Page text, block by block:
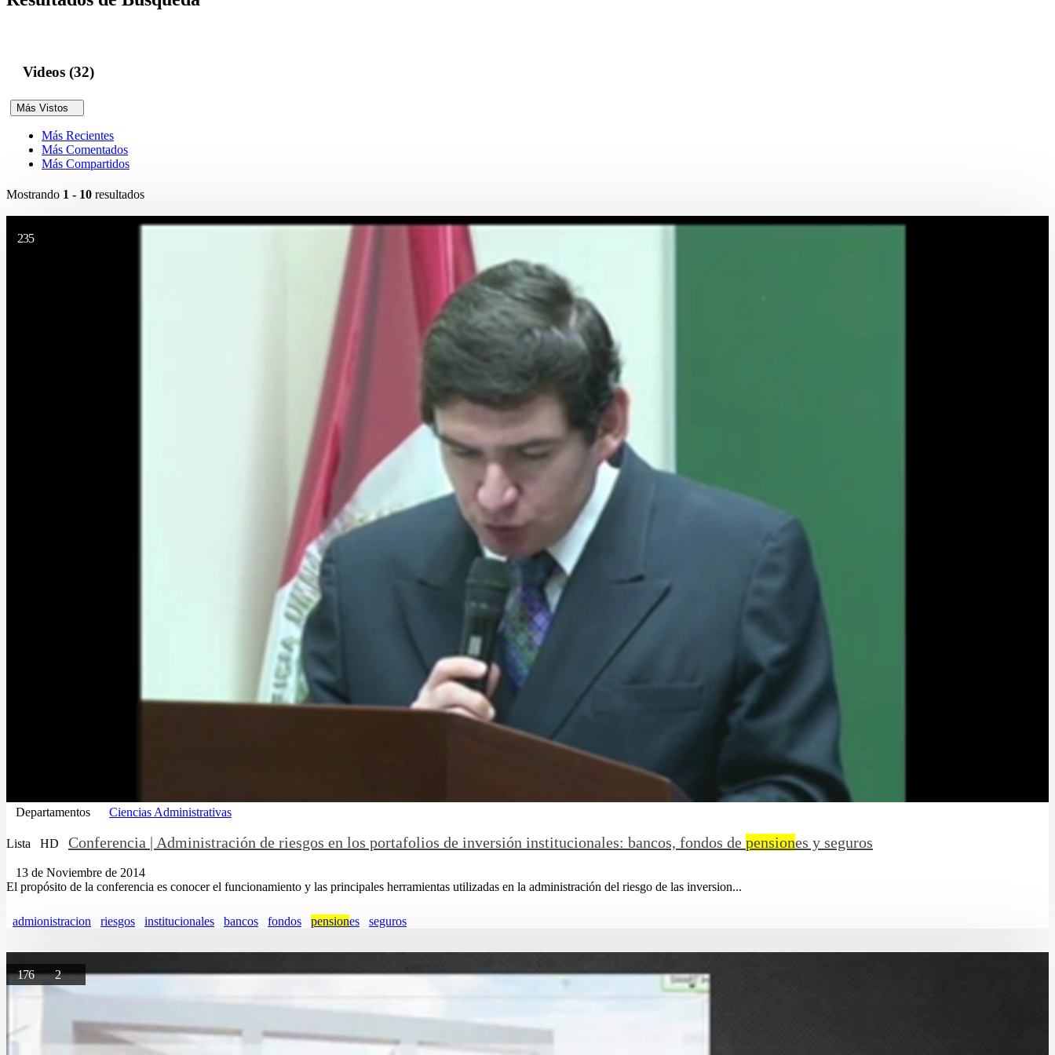
Videos (32)
Más Vistos
Más Recientes
Más Comentados
Más Compartidos
Mostrando 1 - 10 resultados
235
Departamentos Ciencias Administrativas
Lista HD Conferencia | Administración de riesgos en los portafolios de inversión institucionales: bancos, fondos de pensiones y seguros
13 de Noviembre de 2014
El propósito de la conferencia es conocer el funcionamiento y las principales herramientas utilizadas en la administración del riesgo de las inversion...
admionistracion riesgos institucionales bancos fondos pensiones seguros
1762